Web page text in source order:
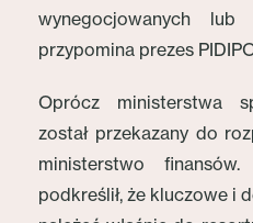
wynegocjowanych
przypomina prezes
Oprócz ministerstwa
został przekazany do
ministerstwo
podkreślił, że kluczowe i